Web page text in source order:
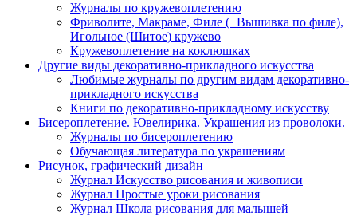
Журналы по кружевоплетению
Фриволите, Макраме, Филе (+Вышивка по филе),
Игольное (Шитое) кружево
Кружевоплетение на коклюшках
Другие виды декоративно-прикладного искусства
Любимые журналы по другим видам декоративно-
прикладного искусства
Книги по декоративно-прикладному искусству
Бисероплетение. Ювелирика. Украшения из проволоки.
Журналы по бисероплетению
Обучающая литература по украшениям
Рисунок, графический дизайн
Журнал Искусство рисования и живописи
Журнал Простые уроки рисования
Журнал Школа рисования для малышей